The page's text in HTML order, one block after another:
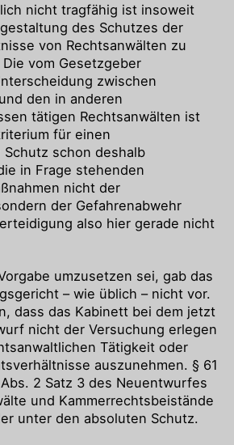
nicht tragfähig ist insoweit
des Schutzes der
von Rechtsanwälten zu
vom Gesetzgeber
zwischen
den in anderen
tätigen Rechtsanwälten ist
für einen
schon deshalb
in Frage stehenden
nicht der
der Gefahrenabwehr
also hier gerade nicht
umzusetzen sei, gab das
– wie üblich – nicht vor.
dass das Kabinett bei dem jetzt
nicht der Versuchung erlegen
Tätigkeit oder
auszunehmen. § 61
2 Satz 3 des Neuentwurfes
und Kammerrechtsbeistände
unter den absoluten Schutz.